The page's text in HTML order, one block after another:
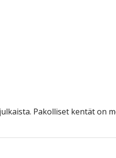
Pakolliset kentät on